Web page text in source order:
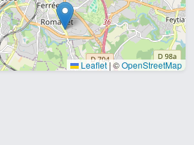
Leaflet| ©OpenStreetMap